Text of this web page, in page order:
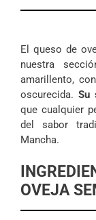
El queso de
nuestra
amarillento,
oscurecida. Su
que cualquier
del sabor
Mancha.
OVEJA